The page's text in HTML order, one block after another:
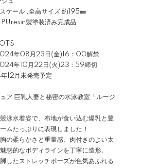
ケール ,全高サイズ 約195㎜
製塗装済み完成品
年08月23日(金)16：00解禁
年10月22日(火)23：59締切
12月末発売予定
ア 巨乳人妻と秘密の水泳教室「ルージ
泳水着姿で、布地が食い込む爆乳と豊
ムたっぷりに表現しました！
の柔らかさと重量感、肉付きのよい太
惑的なボディラインを丁寧に造形。
したストレッチポーズが色気あふれる